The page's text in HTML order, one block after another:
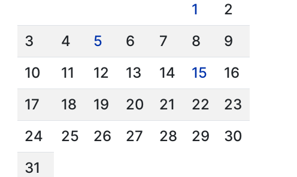
1
2
3
4 5 6 7 8
9
10
11 12 13 14 15
16
17
18 19 20 21 22
23
24
25 26 27 28 29
30
31